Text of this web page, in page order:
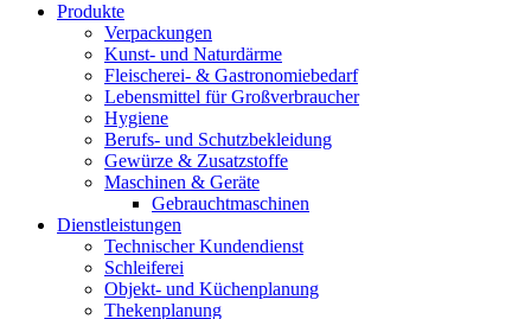
Produkte
Verpackungen
Kunst- und Naturdärme
Fleischerei- & Gastronomiebedarf
Lebensmittel für Großverbraucher
Hygiene
Berufs- und Schutzbekleidung
Gewürze & Zusatzstoffe
Maschinen & Geräte
Gebrauchtmaschinen
Dienstleistungen
Technischer Kundendienst
Schleiferei
Objekt- und Küchenplanung
Thekenplanung